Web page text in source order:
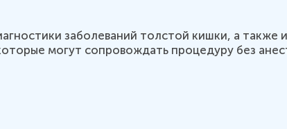
заболеваний толстой кишки, а также
могут сопровождать процедуру без